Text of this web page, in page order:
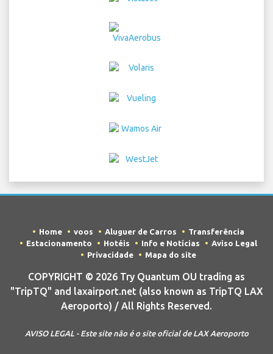
Home voos Aluguer de Carros
Transferência
Estacionamento
Hotéis Info e Notícias
Aviso Legal
Privacidade
Mapa do site
COPYRIGHT © 2026 Try Quantum OU trading as
"TripTQ" and laxairport.net (also known as TripTQ LAX
Aeroporto) / All Rights Reserved.
AVISO LEGAL - Este site não é o site oficial de LAX Aeroporto